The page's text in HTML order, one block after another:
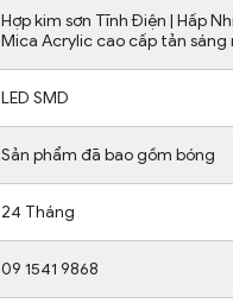
Hợp kim sơn Tĩnh Điện | Hấp
Mica Acrylic cao cấp tản sáng
LED SMD
Sản phẩm đã bao gồm bóng
24 Tháng
09 1541 9868